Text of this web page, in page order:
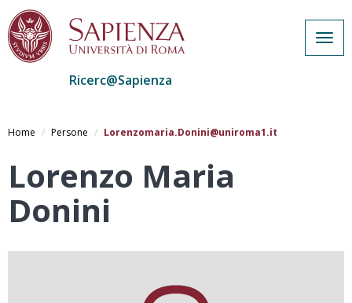
al
Ricerc@Sapienza
Home Persone Lorenzomaria.Donini@uniroma1.it
Lorenzo Maria
Donini